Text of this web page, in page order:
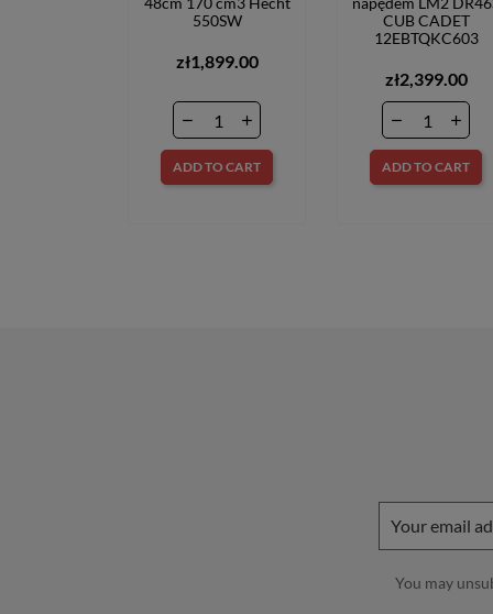
550SW
zł1,899.00
ADD TO CART
CUB CADET
12EBTQKC603
zł2,399.00
ADD TO CART
You may